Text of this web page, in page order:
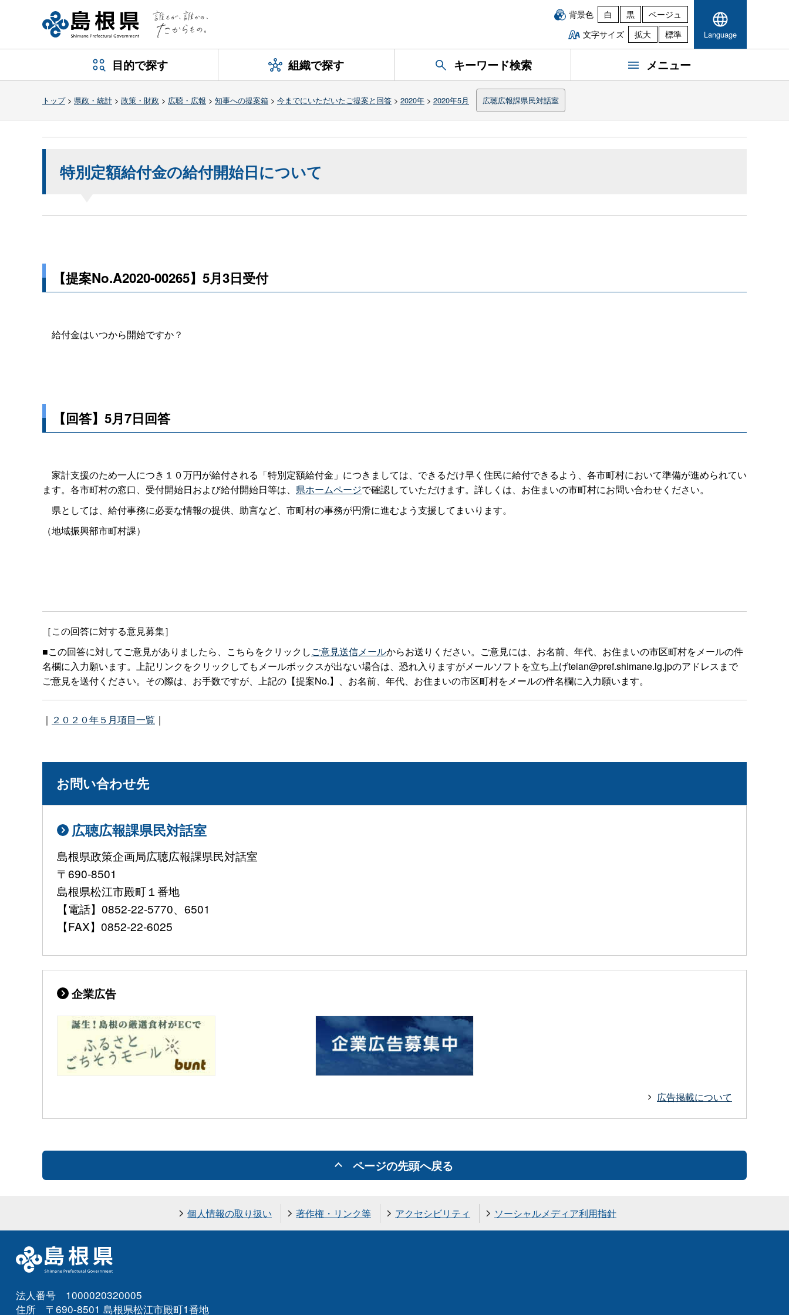
背景色 白 黒
ベージュ
文字サイズ
拡大 標準 Language
目的で探す 組織で探す キーワード検索 メニュー
トップ> 県政・統計 > 政策・財政 > 広聴・広報 > 知事への提案箱 > 今までにいただいたご提案と回答 > 2020年 > 2020年5月 広聴広報課県民対話室
特別定額給付金の給付開始日について
【提案No.A2020-00265】5月3日受付
給付金はいつから開始ですか？
【回答】5月7日回答
家計支援のため一人につき１０万円が給付される「特別定額給付金」につきましては、できるだけ早く住民に給付できるよう、各市町村において準備が進められてい
ます。各市町村の窓口、受付開始日および給付開始日等は、 県ホームページで確認していただけます。詳しくは、お住まいの市町村にお問い合わせください。
県としては、給付事務に必要な情報の提供、助言など、市町村の事務が円滑に進むよう支援してまいります。
（地域振興部市町村課）
［この回答に対する意見募集］
■この回答に対してご意見がありましたら、こちらをクリックしご意見送信メールからお送りください。ご意見には、お名前、年代、お住まいの市区町村をメールの件
名欄に入力願います。上記リンクをクリックしてもメールボックスが出ない場合は、恐れ入りますがメールソフトを立ち上げteian@pref.shimane.lg.jpのアドレスまで
ご意見を送付ください。その際は、お手数ですが、上記の【提案No.】、お名前、年代、お住まいの市区町村をメールの件名欄に入力願います。
｜ ２０２０年５月項目一覧 ｜
お問い合わせ先
広聴広報課県民対話室
島根県政策企画局広聴広報課県民対話室
〒690-8501
島根県松江市殿町１番地
【電話】0852-22-5770、6501
【FAX】0852-22-6025
企業広告
広告掲載について
ページの先頭へ戻る
個人情報の取り扱い 著作権・リンク等 アクセシビリティ ソーシャルメディア利用指針
法人番号 1000020320005
住所 〒690-8501 島根県松江市殿町1番地